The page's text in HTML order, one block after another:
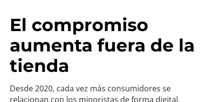
El compromiso
aumenta fuera de la
tienda
Desde 2020, cada vez más consumidores se
relacionan con los minoristas de forma digital,